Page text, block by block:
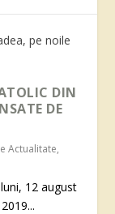
DIN
DE
Actualitate,
12 august